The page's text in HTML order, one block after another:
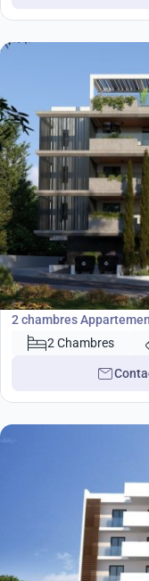
€ 198 000
Appartement
2 chambres
2 Chambres